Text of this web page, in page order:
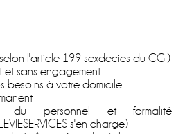
l'article 199 sexdecies du CGI)
et sans engagement
besoins à votre domicile
du personnel et formalité
s'en charge)